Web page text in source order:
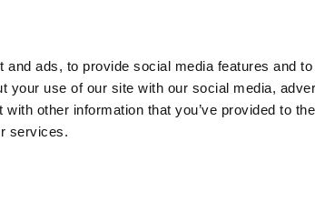
ads, to provide social media features and
your use of our site with our social media,
other information that you’ve provided to
services.